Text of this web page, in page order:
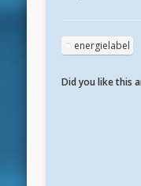
november 2024energielabel
Did you like this